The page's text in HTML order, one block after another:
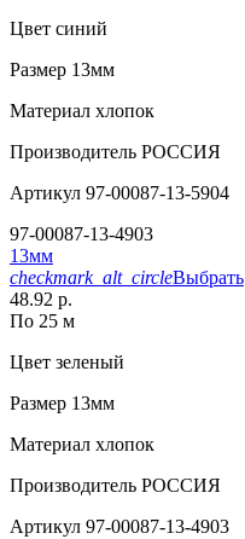
Цвет синий
Размер 13мм
Материал хлопок
Производитель РОССИЯ
Артикул 97-00087-13-5904
97-00087-13-4903
13мм
checkmark_alt_circleВыбрать
48.92 р.
По 25 м
Цвет зеленый
Размер 13мм
Материал хлопок
Производитель РОССИЯ
Артикул 97-00087-13-4903